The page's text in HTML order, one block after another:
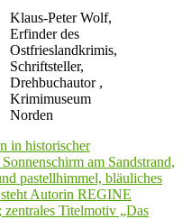
Klaus-Peter Wolf,
Erfinder des
Ostfrieslandkrimis,
Schriftsteller,
Drehbuchautor ,
Krimimuseum
Norden